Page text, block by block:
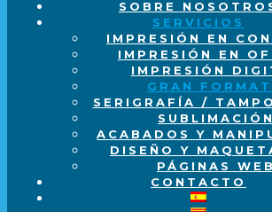
SOBRE
SERVICIOS
IMPRESIÓN EN
IMPRESIÓN EN
IMPRESIÓN
GRAN
SERIGRAFÍA /
SUBLIMACIÓN
ACABADOS Y
DISEÑO Y
PÁGINAS WEB
CONTACTO